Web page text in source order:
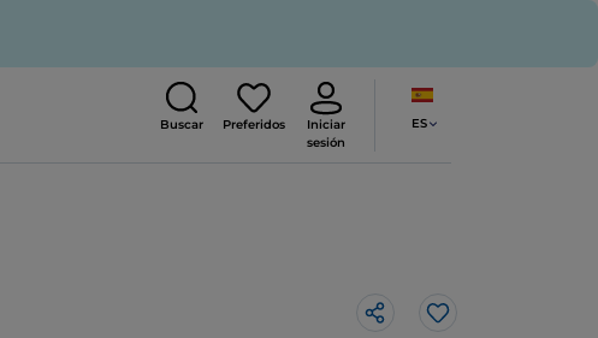
Buscar Preferidos
Iniciar
sesión
ES
Me gusta